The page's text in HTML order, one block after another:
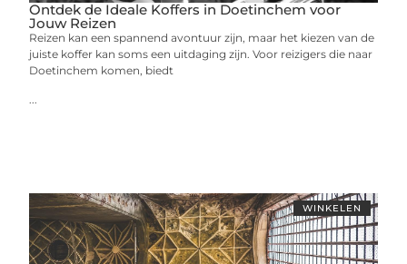
Ontdek de Ideale Koffers in Doetinchem voor
Jouw Reizen
Reizen kan een spannend avontuur zijn, maar het kiezen van de
juiste koffer kan soms een uitdaging zijn. Voor reizigers die naar
Doetinchem komen, biedt
...
WINKELEN